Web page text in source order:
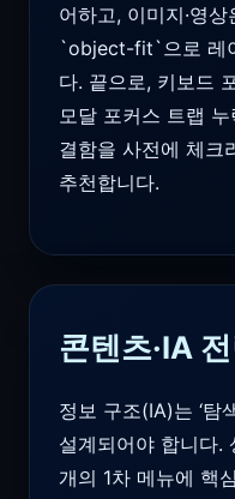
어하고, 이미지·영
`object-fit`으로 레
다. 끝으로, 키보드
모달 포커스 트랩
결함을 사전에 체크
추천합니다.
콘텐츠·IA
정보 구조(IA)는 ‘탐
설계되어야 합니다.
개의 1차 메뉴에 핵